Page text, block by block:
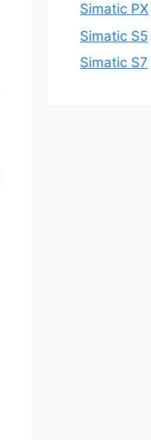
Simatic PX
Simatic S5
Simatic S7